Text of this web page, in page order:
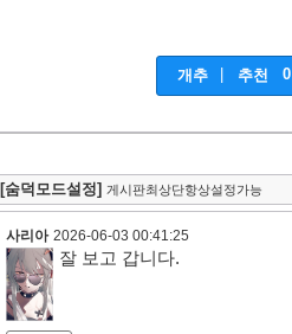
개추 추천 0
[숨덕모드설정] 게시판최상단항상설정가능
사리아 2026-06-03 00:41:25
잘 보고 갑니다.